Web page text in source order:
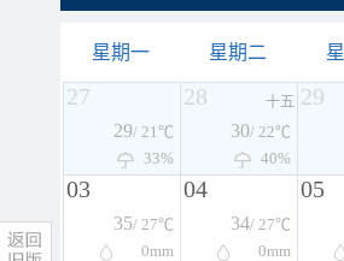
星期一 星期二
27
29/ 21℃
33%
28 十五
30/ 22℃
40%
29
03
35/ 27℃
0mm
04
34/ 27℃
0mm
05